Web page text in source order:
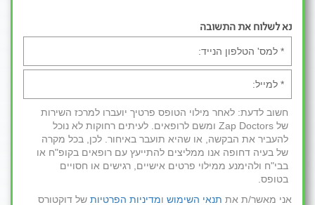
נא לשלוח את התשובה
חשוב לדעת: לאחר מילוי הטופס פרטיך יועברו למרכז השירות
של Zap Doctors ומשם לרופאים. לעיתים רחוקות לא נוכל
להעביר את הבקשה, או שהיא תועבר באיחור. לכן, בכל מקרה
של בעיה דחופה אנו ממליצים להתייעץ עם רופאים בקופ"ח או
בבי"ח ולהימנע ממילוי פרטים אישיים, רגישים או חסויים
בטופס.
אני מאשר/ת את תנאי השימוש ומדיניות הפרטיות של דוקטורס